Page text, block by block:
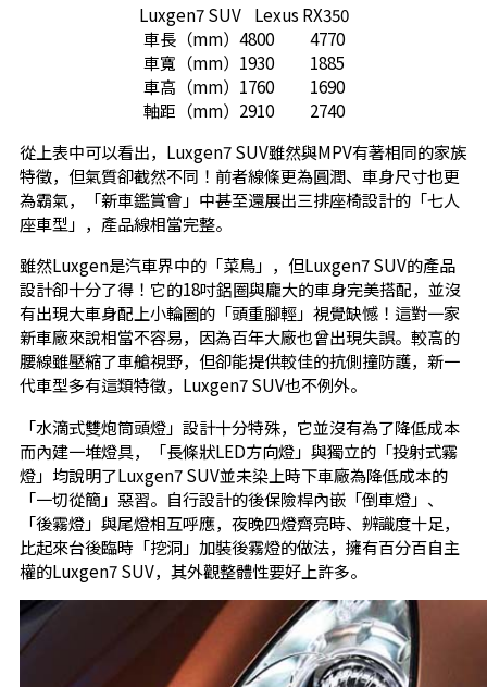
Luxgen7 SUV Lexus RX350
車長（mm）4800 4770
車寬（mm）1930 1885
車高（mm）1760 1690
軸距（mm）2910 2740
從上表中可以看出，Luxgen7 SUV雖然與MPV有著相同的家族
特徵，但氣質卻截然不同！前者線條更為圓潤、車身尺寸也更
為霸氣，「新車鑑賞會」中甚至還展出三排座椅設計的「七人
座車型」，產品線相當完整。
雖然Luxgen是汽車界中的「菜鳥」，但Luxgen7 SUV的產品
設計卻十分了得！它的18吋鋁圈與龐大的車身完美搭配，並沒
有出現大車身配上小輪圈的「頭重腳輕」視覺缺憾！這對一家
新車廠來說相當不容易，因為百年大廠也曾出現失誤。較高的
腰線雖壓縮了車艙視野，但卻能提供較佳的抗側撞防護，新一
代車型多有這類特徵，Luxgen7 SUV也不例外。
「水滴式雙炮筒頭燈」設計十分特殊，它並沒有為了降低成本
而內建一堆燈具，「長條狀LED方向燈」與獨立的「投射式霧
燈」均說明了Luxgen7 SUV並未染上時下車廠為降低成本的
「一切從簡」惡習。自行設計的後保險桿內嵌「倒車燈」、
「後霧燈」與尾燈相互呼應，夜晚四燈齊亮時、辨識度十足，
比起來台後臨時「挖洞」加裝後霧燈的做法，擁有百分百自主
權的Luxgen7 SUV，其外觀整體性要好上許多。